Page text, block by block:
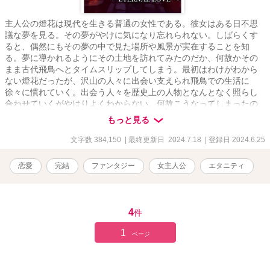
主人公の燈花は現代を生きる普通の女性である。彼女はある日不思
議な夢を見る。その夢がやけに気になり忘れられない。しばらくす
ると、偶然にもその夢の中で見た場所や風景が実在することを知
る。夢に導かれるようにその土地を訪れてみたのだか、何故かその
まま古代飛鳥へとタイムスリップしてしまう。最初はわけがわから
ない燈花だったが、沢山の人々に出会い支えられ飛鳥での生活に
徐々に慣れていく。出会う人々を歴史上の人物となんとなく照らし
合わせていくがやはりよくわからない。何故こうなってしまったの
か疑問を抱きながらも飛鳥での生活を楽しみ、そして恋もしてい
く。少しずつ明らかになっていく答えに戸惑いながらも、運命に抗
い自分の愛を貫くと決意する。
もっと見る
文字数 384,150 | 最終更新日 2024.7.18 | 登録日 2024.6.25
恋愛 完結 ファンタジー 女主人公 エタニティ
4件
1 ページ